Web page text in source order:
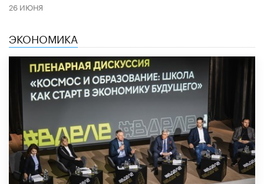
26 ИЮНЯ
ЭКОНОМИКА